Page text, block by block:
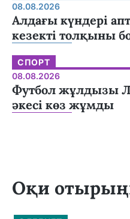
08.08.2026
Алдағы күндері
кезекті толқыны
СПОРТ
08.08.2026
Футбол жұлдызы
әкесі көз жұмды
Оқи